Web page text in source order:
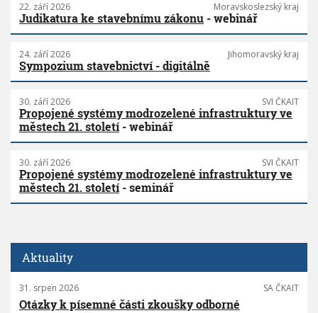
22. září 2026 Moravskoslezský kraj
Judikatura ke stavebnímu zákonu - webinář
24. září 2026 Jihomoravský kraj
Sympozium stavebnictví - digitálně
30. září 2026 SVI ČKAIT
Propojené systémy modrozelené infrastruktury ve
městech 21. století- webinář
30. září 2026 SVI ČKAIT
Propojené systémy modrozelené infrastruktury ve
městech 21. století- seminář
Aktuality
31. srpen 2026 SA ČKAIT
Otázky k písemné části zkoušky odborné